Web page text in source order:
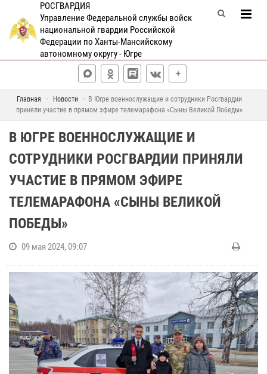
РОСГВАРДИЯ
Управление Федеральной службы войск
национальной гвардии Российской
Федерации по Ханты-Мансийскому
автономному округу - Югре
Главная Новости
В Югре военнослужащие и сотрудники Росгвардии
приняли участие в прямом эфире телемарафона «Сыны Великой Победы»
В ЮГРЕ ВОЕННОСЛУЖАЩИЕ И
СОТРУДНИКИ РОСГВАРДИИ ПРИНЯЛИ
УЧАСТИЕ В ПРЯМОМ ЭФИРЕ
ТЕЛЕМАРАФОНА «СЫНЫ ВЕЛИКОЙ
ПОБЕДЫ»
09 мая 2024, 09:07